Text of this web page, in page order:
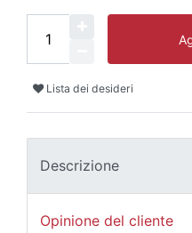
Lista dei desideri
Descrizione
Opinione del cliente